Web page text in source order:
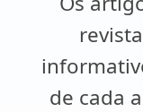
de cada